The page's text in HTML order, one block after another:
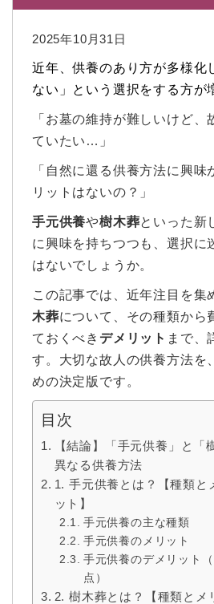
2025年10月31日
近年、供養のあり方が多様化
ない」という選択をする方が
「お墓の維持が難しいけど、
ていたい…」
「自然に還る供養方法に興味
リットはないの？」
手元供養や樹木葬といった新
に興味を持ちつつも、選択に
はないでしょうか。
この記事では、近年注目を集
木葬について、その種類から
ておくべき デメリット まで、
す。大切な故人の供養方法を
めの決定版です。
目次
【結論】「手元供養」と「
異なる供養方法
1. 手元供養とは？【種類と
ット】
手元供養の主な種類
手元供養のメリット
手元供養のデメリット
点）
2. 樹木葬とは？【種類とメ